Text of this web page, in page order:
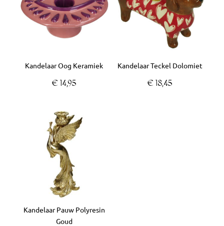
Kandelaar Oog Keramiek
€ 14,95
Kandelaar Teckel Dolomiet
€ 18,45
Kandelaar Pauw Polyresin
Goud